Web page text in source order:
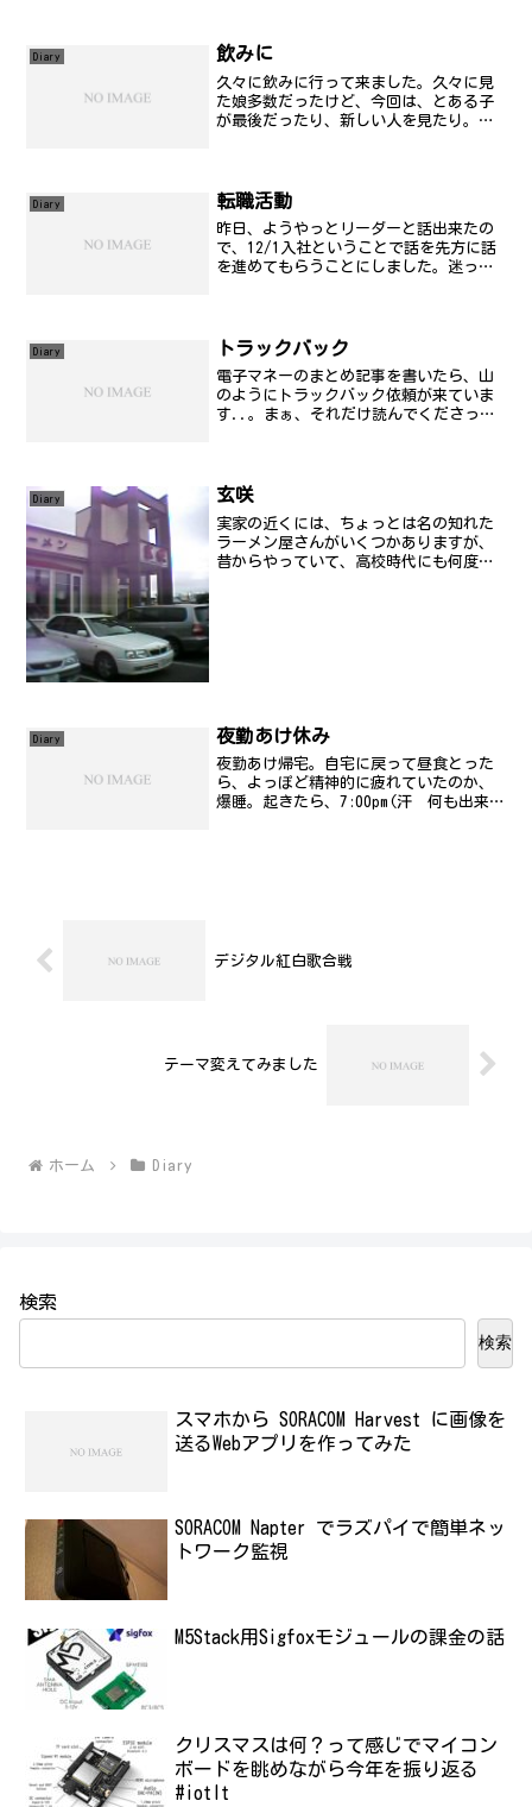
ートでした。
Diary 飲みに
久々に飲みに行って来ました。久々に見
た娘多数だったけど、今回は、とある子
が最後だったり、新しい人を見たり。こ
かがちょっと分からないんだ...
Diary 転職活動
昨日、ようやっとリーダーと話出来たの
で、12/1入社ということで話を先方に話
を進めてもらうことにしました。迷った
は、日程とか考えないとな...
Diary トラックバック
電子マネーのまとめ記事を書いたら、山
のようにトラックバック依頼が来ていま
す..。まぁ、それだけ読んでくださって
す(苦笑) 今は、na...
Diary 玄咲
実家の近くには、ちょっとは名の知れた
ラーメン屋さんがいくつかありますが、
昔からやっていて、高校時代にも何度か
Diary 夜勤あけ休み
夜勤あけ帰宅。自宅に戻って昼食とった
ら、よっぽど精神的に疲れていたのか、
爆睡。起きたら、7:00pm(汗 何も出来ま
デジタル紅白歌合戦
テーマ変えてみました
ホーム Diary
検索
検索
スマホから SORACOM Harvest に画像を
送るWebアプリを作ってみた
SORACOM Napter でラズパイで簡単ネッ
トワーク監視
M5Stack用Sigfoxモジュールの課金の話
クリスマスは何？って感じでマイコン
ボードを眺めながら今年を振り返る
#iotlt